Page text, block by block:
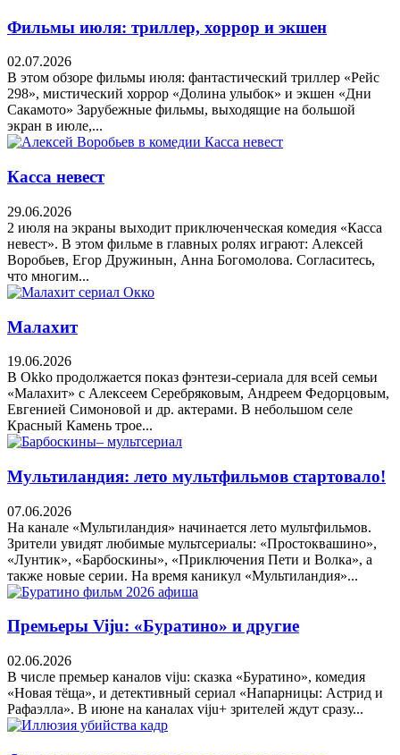
Фильмы июля: триллер, хоррор и экшен
02.07.2026
В этом обзоре фильмы июля: фантастический триллер «Рейс
298», мистический хоррор «Долина улыбок» и экшен «Дни
Сакамото» Зарубежные фильмы, выходящие на большой
экран в июле,...
Касса невест
29.06.2026
2 июля на экраны выходит приключенческая комедия «Касса
невест». В этом фильме в главных ролях играют: Алексей
Воробьев, Егор Дружинын, Анна Богомолова. Согласитесь,
что многим...
Малахит
19.06.2026
В Okko продолжается показ фэнтези-сериала для всей семьи
«Малахит» с Алексеем Серебряковым, Андреем Федорцовым,
Евгенией Симоновой и др. актерами. В небольшом селе
Красный Камень трое...
Мультиландия: лето мультфильмов стартовало!
07.06.2026
На канале «Мультиландия» начинается лето мультфильмов.
Зрители увидят любимые мультсериалы: «Простоквашино»,
«Лунтик», «Барбоскины», «Приключения Пети и Волка», а
также новые серии. На время каникул «Мультиландия»...
Премьеры Viju: «Буратино» и другие
02.06.2026
В числе премьер каналов viju: сказка «Буратино», комедия
«Новая тёща», и детективный сериал «Напарницы: Астрид и
Рафаэлла». В июне на каналах viju+ зрителей ждут сразу...